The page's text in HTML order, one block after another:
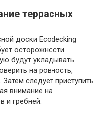
террасных
доски Ecodecking
осторожности.
будут укладывать
на ровность,
следует приступить
внимание на
и гребней.